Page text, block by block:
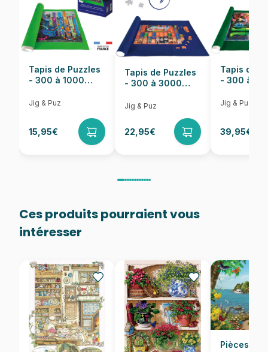
Dimensions 67 x 48 cm
Tapis de Puzzles
- 300 à 1000
Jig & Puz
15,95€
Tapis de Puzzles
- 300 à 3000
Jig & Puz
22,95€
Tapis de
- 300 à
Jig & Puz
39,95€
Ces produits pourraient vous
intéresser
Pièces